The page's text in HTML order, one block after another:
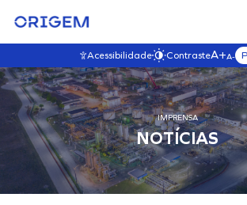
Acessibilidade ContrasteA+A-
A ORIGEM
VISITAR ESTA SEÇÃO
Quem Somos
Nosso Propósito e Valores
Nossa História
NOSSOS
NEGÓCIOS
VISITAR ESTA SEÇÃO
NOSSOS ATIVOS
Mapa Interativo
E&P
NOSSO
IMPACTO
VISITAR ESTA SEÇÃO
Governança
Governança
Transparência
IMPRENSA
VISITAR ESTA SEÇÃO
Blog
Notícias
Fale com a Origem
CARREIRAS
VISITAR ESTA SEÇÃO
Origem Carreiras
Venha para Nosso Time
IMPRENSA
NOTÍCIAS